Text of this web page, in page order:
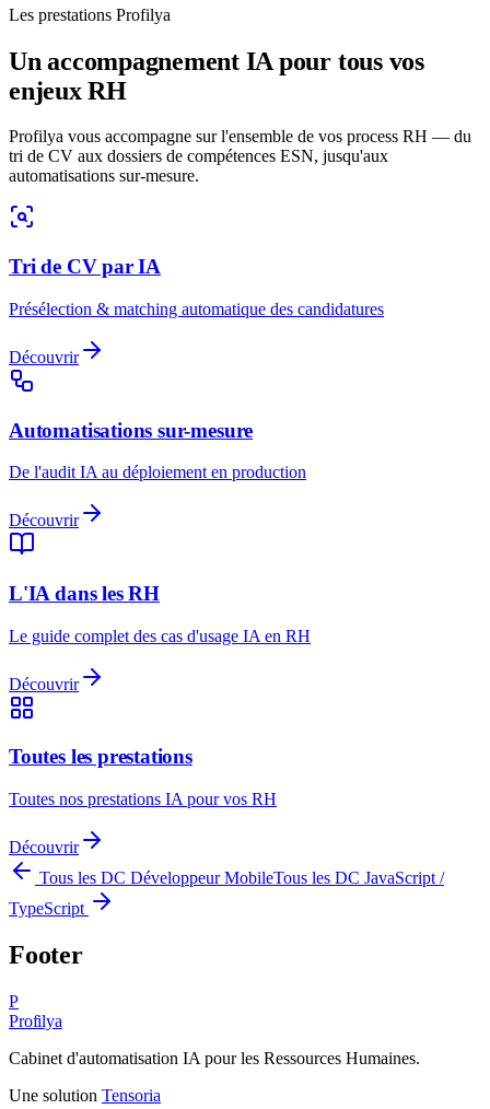
Les prestations Profilya
Un accompagnement IA pour tous vos
enjeux RH
Profilya vous accompagne sur l'ensemble de vos process RH — du
tri de CV aux dossiers de compétences ESN, jusqu'aux
automatisations sur-mesure.
Tri de CV par IA
Présélection & matching automatique des candidatures
Découvrir
Automatisations sur-mesure
De l'audit IA au déploiement en production
Découvrir
L'IA dans les RH
Le guide complet des cas d'usage IA en RH
Découvrir
Toutes les prestations
Toutes nos prestations IA pour vos RH
Découvrir
Tous les DC Développeur MobileTous les DC JavaScript /
TypeScript
Footer
P
Profilya
Cabinet d'automatisation IA pour les Ressources Humaines.
Une solution Tensoria